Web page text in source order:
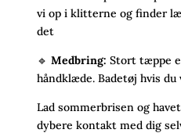
vi op i klitterne og finder
det
🔹 Medbring: Stort tæppe
håndklæde. Badetøj hvis
Lad sommerbrisen og
dybere kontakt med dig